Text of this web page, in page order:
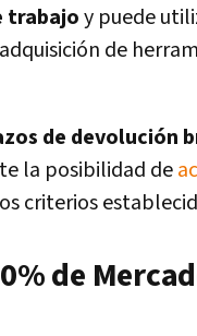
trabajoy puede
de
de devolución
la posibilidad de
criterios
de